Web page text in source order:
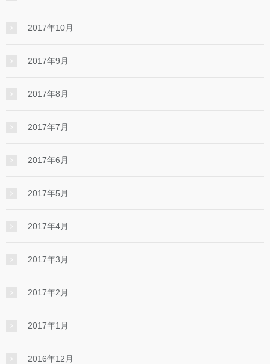
2017年10月
2017年9月
2017年8月
2017年7月
2017年6月
2017年5月
2017年4月
2017年3月
2017年2月
2017年1月
2016年12月